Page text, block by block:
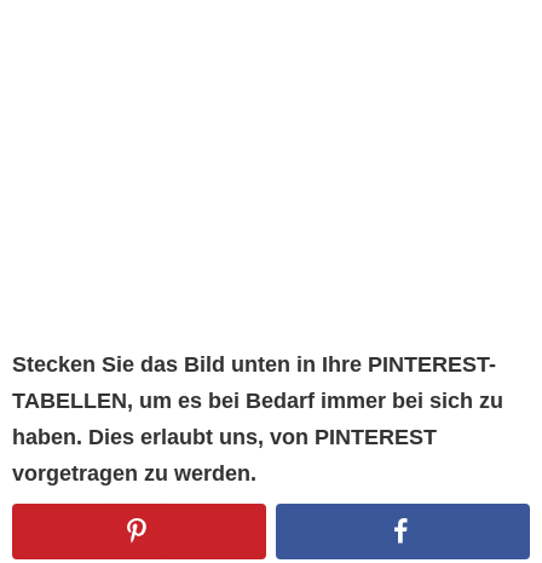
Stecken Sie das Bild unten in Ihre PINTEREST-
TABELLEN, um es bei Bedarf immer bei sich zu
haben. Dies erlaubt uns, von PINTEREST
vorgetragen zu werden.